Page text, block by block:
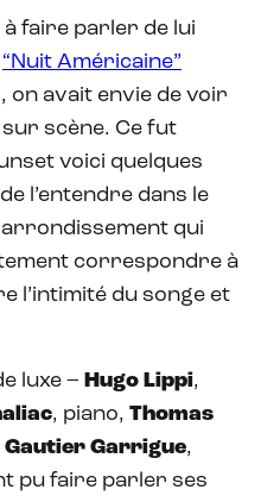
à faire parler de lui
“Nuit Américaine”
on avait envie de voir
scène. Ce fut
voici quelques
l’entendre dans le
arrondissement qui
correspondre à
l’intimité du songe et
luxe – Hugo Lippi,
, piano, Thomas
Gautier Garrigue,
pu faire parler ses